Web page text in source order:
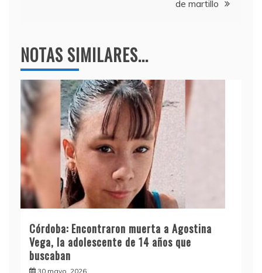
de martillo
NOTAS SIMILARES...
Córdoba: Encontraron muerta a Agostina
Vega, la adolescente de 14 años que
buscaban
30 mayo, 2026